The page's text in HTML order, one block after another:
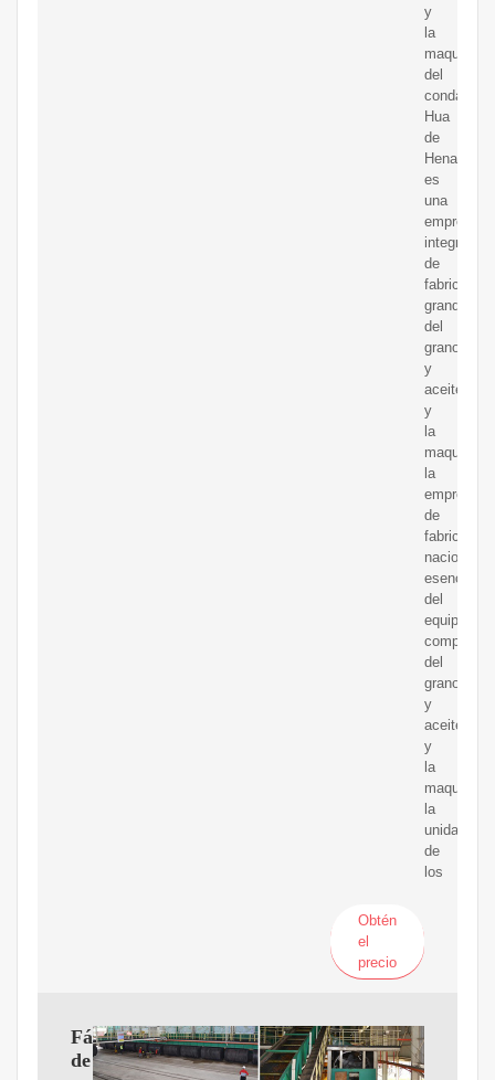
y
la
maquinaria
del
condado
Hua
de
Henan,
es
una
empresa
integrada
de
fabricación
grande
del
grano
y
aceite
y
la
la
empresa
de
fabricación
nacional
esencial
del
equipo
completo
del
grano
y
aceite
y
la
la
unidad
de
los
Obtén
el
precio
Fábrica
de